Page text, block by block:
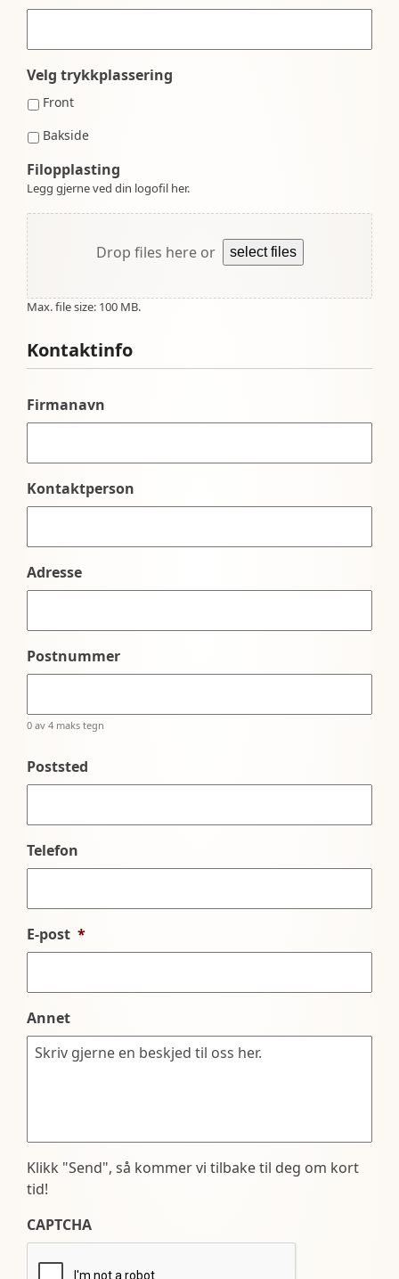
Velg trykkplassering
Front
Bakside
Filopplasting
Legg gjerne ved din logofil her.
Drop files here or select files
Max. file size: 100 MB.
Kontaktinfo
Firmanavn
Kontaktperson
Adresse
Postnummer
0 av 4 maks tegn
Poststed
Telefon
E-post *
Annet
Klikk "Send", så kommer vi tilbake til deg om kort
tid!
CAPTCHA